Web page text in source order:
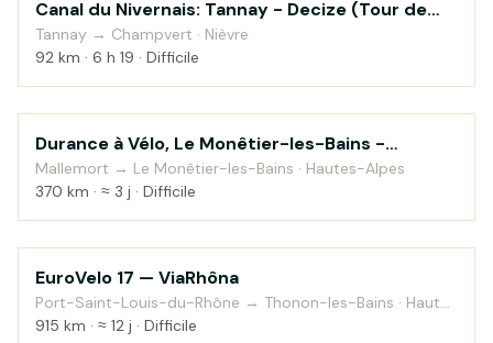
Au fil de l'eau
Canal du Nivernais: Tannay - Decize (Tour de
Bourgogne à vélo)
Tannay → Champvert · Nièvre
92 km · 6 h 19 · Difficile
Au fil de l'eau
Durance à Vélo, Le Monêtier-les-Bains -
Sisteron
Mallemort → Le Monêtier-les-Bains · Hautes-Alpes
370 km · ≈ 3 j · Difficile
Au fil de l'eau
EuroVelo 17 — ViaRhôna
Port-Saint-Louis-du-Rhône → Thonon-les-Bains · Haute-
Savoie
915 km · ≈ 12 j · Difficile